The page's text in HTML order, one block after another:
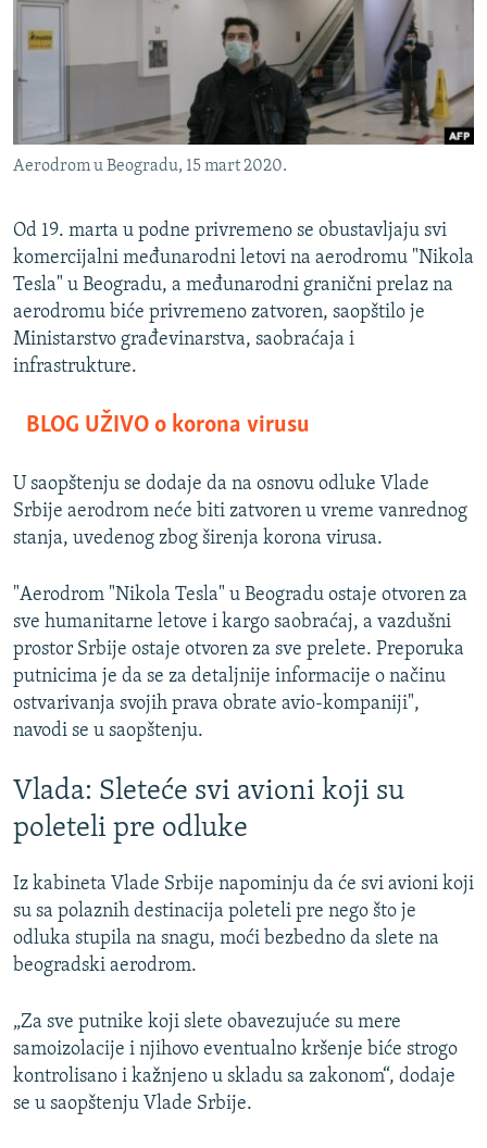
DNEVNO@RSE
VIŠE OD NASLOVA
GENOCID U SREBRENICI
POPLAVE I KLIZIŠTA U BIH 2024.
TV LIBERTY
POST SCRIPTUM
MOJA EVROPA
TRI DECENIJE OD RATA U BIH
SVE KARTE DEJTONA
PRATITE NAS
Sve RFE/RL stranice
Aerodrom u Beogradu, 15 mart 2020.
Od 19. marta u podne privremeno se obustavljaju svi
komercijalni međunarodni letovi na aerodromu "Nikola
Tesla" u Beogradu, a međunarodni granični prelaz na
aerodromu biće privremeno zatvoren, saopštilo je
Ministarstvo građevinarstva, saobraćaja i
infrastrukture.
BLOG UŽIVO o korona virusu
U saopštenju se dodaje da na osnovu odluke Vlade
Srbije aerodrom neće biti zatvoren u vreme vanrednog
stanja, uvedenog zbog širenja korona virusa.
"Aerodrom "Nikola Tesla" u Beogradu ostaje otvoren za
sve humanitarne letove i kargo saobraćaj, a vazdušni
prostor Srbije ostaje otvoren za sve prelete. Preporuka
putnicima je da se za detaljnije informacije o načinu
ostvarivanja svojih prava obrate avio-kompaniji",
navodi se u saopštenju.
Vlada: Sleteće svi avioni koji su
poleteli pre odluke
Iz kabineta Vlade Srbije napominju da će svi avioni koji
su sa polaznih destinacija poleteli pre nego što je
odluka stupila na snagu, moći bezbedno da slete na
beogradski aerodrom.
„Za sve putnike koji slete obavezujuće su mere
samoizolacije i njihovo eventualno kršenje biće strogo
kontrolisano i kažnjeno u skladu sa zakonom“, dodaje
se u saopštenju Vlade Srbije.